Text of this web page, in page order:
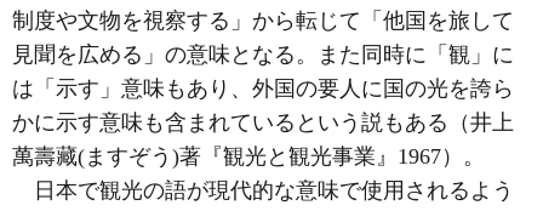
制度や文物を視察する」から転じて「他国を旅して
見聞を広める」の意味となる。また同時に「観」に
は「示す」意味もあり、外国の要人に国の光を誇ら
かに示す意味も含まれているという説もある（井上
萬壽藏(ますぞう)著『観光と観光事業』1967）。
日本で観光の語が現代的な意味で使用されるよう